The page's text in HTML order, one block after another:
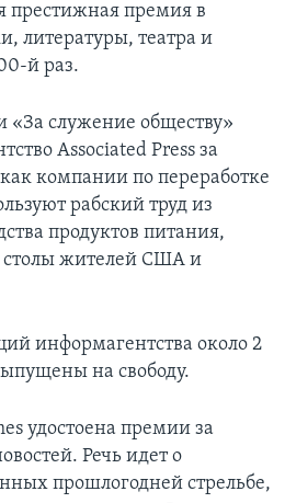
престижная премия в
литературы, театра и
й раз.
служение обществу»
Associated Press за
компании по переработке
рабский труд из
продуктов питания,
столы жителей США и
информагентства около 2
на свободу.
удостоена премии за
Речь идет о
прошлогодней стрельбе,